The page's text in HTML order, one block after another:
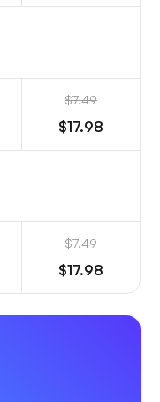
$7.49
$17.98
$7.49
$17.98